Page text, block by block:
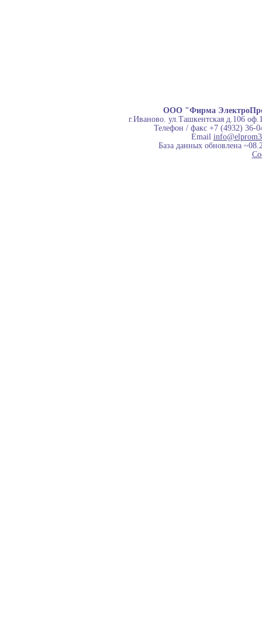
ООО "Фирма
г.Иваново. ул.Ташкентская д.106
Телефон / факс +7 (4932) 36-
Email
База данных обновлена